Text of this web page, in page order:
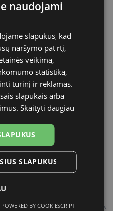
Metalas
Ovalus
Moterims
55
16
savo akinių dydį?
naudojami
slapukus, kad
naršymo patirtį,
veikimą,
statistiką,
turinį ir reklamas.
slapukais arba
Skaityti daugiau
SLAPUKUS
POWERED BY COOKIESCRIPT